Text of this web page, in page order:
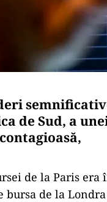
de Sud, a
de la Paris era
bursa de la